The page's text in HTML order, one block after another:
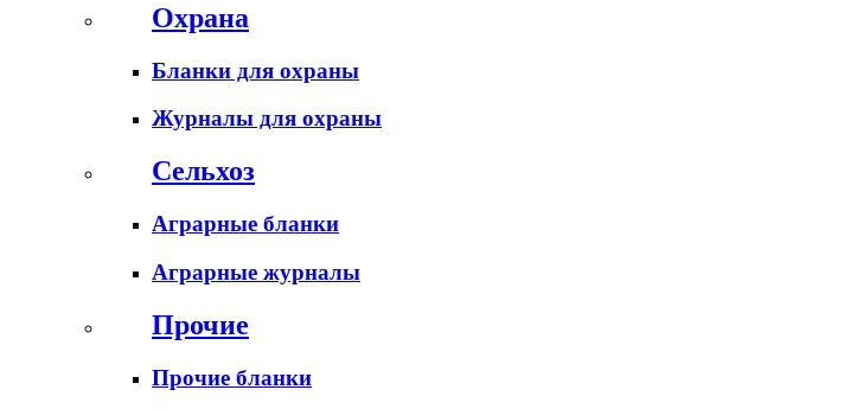
Охрана
Бланки для охраны
Журналы для охраны
Сельхоз
Аграрные бланки
Аграрные журналы
Прочие
Прочие бланки